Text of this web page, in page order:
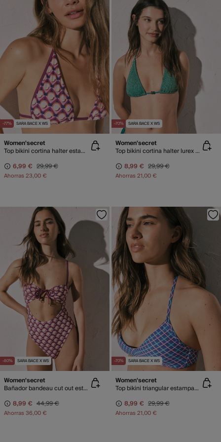
-77% SARA BACE X WS
Women'secret
Top bikini cortina halter estampado geométrico
6,99 € 29,99 €
Ahorras23,00 €
-70% SARA BACE X WS
Women'secret
Top bikini cortina halter lurex verde
8,99 € 29,99 €
Ahorras21,00 €
-80% SARA BACE X WS
Women'secret
Bañador bandeau cut out estampado geométrico
8,99 € 44,99 €
Ahorras36,00 €
-70% SARA BACE X WS
Women'secret
Top bikini triangular estampado cuadros azul
8,99 € 29,99 €
Ahorras21,00 €